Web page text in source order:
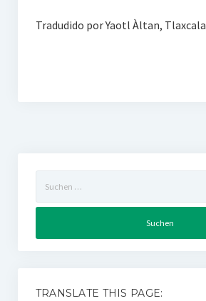
Tradudido por Yaotl Àltan, Tlaxcala
nach:
TRANSLATE THIS PAGE: